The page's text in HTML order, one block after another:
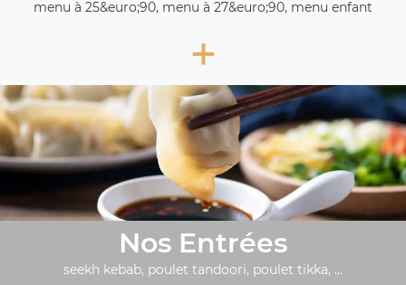
menu à 25&euro;90, menu à 27&euro;90, menu enfant
+
Nos Entrées
seekh kebab, poulet tandoori, poulet tikka, ...